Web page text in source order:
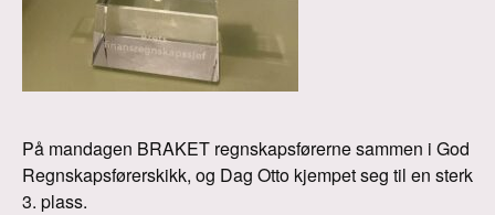
På mandagen BRAKET regnskapsførerne sammen i God
Regnskapsførerskikk, og Dag Otto kjempet seg til en sterk
3. plass.